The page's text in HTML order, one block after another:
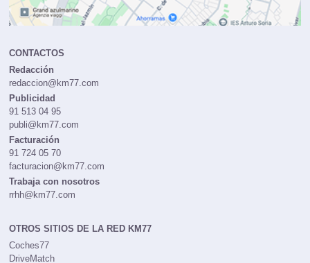
CONTACTOS
Redacción
redaccion@km77.com
Publicidad
91 513 04 95
publi@km77.com
Facturación
91 724 05 70
facturacion@km77.com
Trabaja con nosotros
rrhh@km77.com
OTROS SITIOS DE LA RED KM77
Coches77
DriveMatch